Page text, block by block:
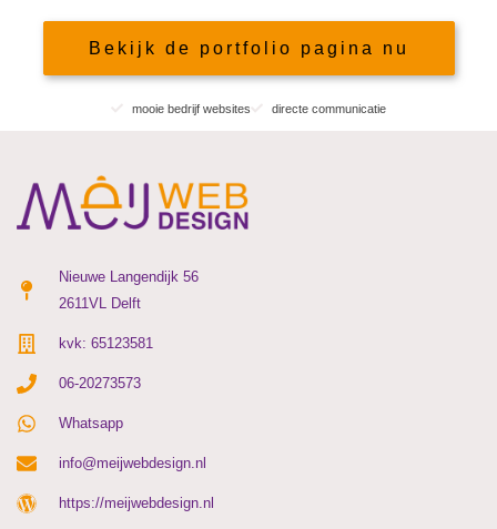
Bekijk de portfolio pagina nu
mooie bedrijf websites directe communicatie
Nieuwe Langendijk 56
2611VL Delft
kvk: 65123581
06-20273573
Whatsapp
info@meijwebdesign.nl
https://meijwebdesign.nl